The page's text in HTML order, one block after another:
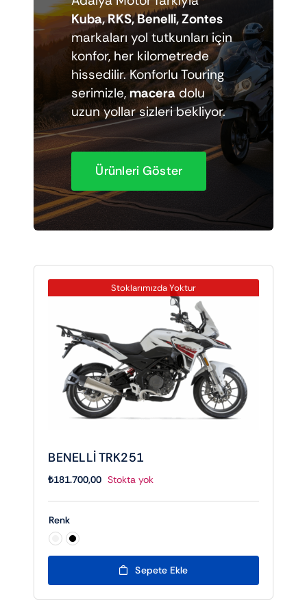
Elektrikli araçlar
Scooter motorlar
Cub ve cg
Chopper ve cross
Racing motorlar
Kuba, RKS, Benelli, Zontes
markaları yol tutkunları için
konfor, her kilometrede
hissedilir. Konforlu Touring
serimizle,maceradolu
uzun yollar sizleri bekliyor.
Ürünleri Göster
Stoklarımızda Yoktur
BENELLİ TRK251
₺181.700,00 Stokta yok
Renk
Sepete Ekle